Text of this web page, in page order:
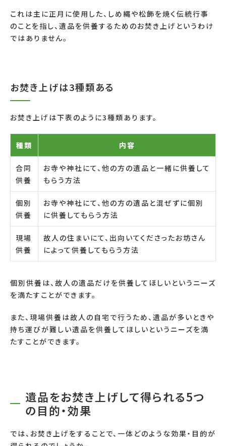
これは主に正月に使用した、しめ縄や松飾を焼く伝統行事
のことを指し、遺品を供養するためのお焚き上げというわけ
ではありません。
お焚き上げは3種類ある
お焚き上げは下表のように3種類あります。
種類 内容
合同
供養
お寺や神社にて、他の方の遺品と一緒に供養して
もらう方法
個別
供養
お寺や神社にて、他の方の遺品と混ぜずに個別
に供養してもらう方法
現場
供養
故人の住まいにて、出向いてくださったお坊さん
によって供養してもらう方法
個別供養は、故人の遺品だけを供養してほしいというニーズ
を満たすことができます。
また、現場供養は故人の自宅で行うため、遺品が多いときや
持ち運びが難しい遺品を供養してほしいというニーズを満
たすことができます。
遺品をお焚き上げして得られる5つ
の目的・効果
では、お焚き上げをすることで、一体どのような効果・目的が